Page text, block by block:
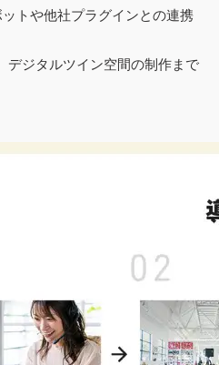
トや他社プラグインとの連携
デジタルツイン空間の制作まで